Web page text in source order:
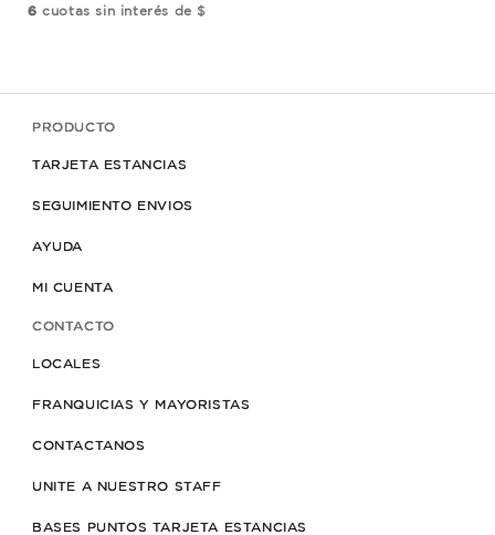
6 cuotas sin interés de $
PRODUCTO
TARJETA ESTANCIAS
SEGUIMIENTO ENVIOS
AYUDA
MI CUENTA
CONTACTO
LOCALES
FRANQUICIAS Y MAYORISTAS
CONTACTANOS
UNITE A NUESTRO STAFF
BASES PUNTOS TARJETA ESTANCIAS